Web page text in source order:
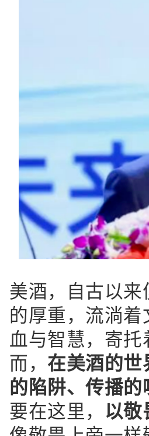
美酒，自古以
的厚重，流淌
血与智慧，寄
而， 在美酒的
的陷阱、传播
要在这里， 以